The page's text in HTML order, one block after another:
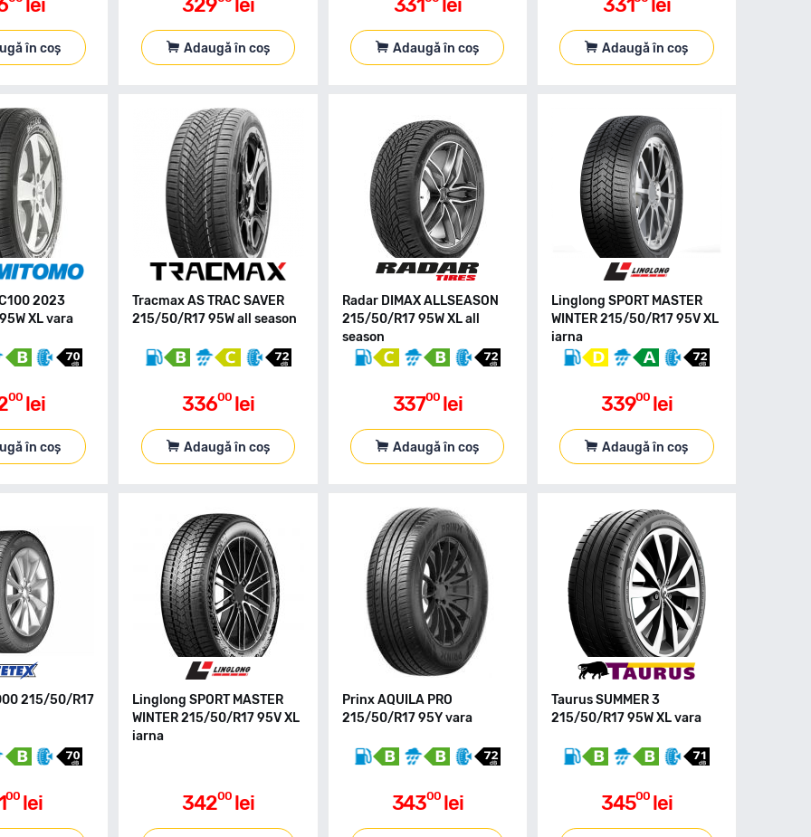
lei
în coș
329 lei
Adaugă în coș
331 lei
Adaugă în coș
331 lei
Adaugă în coș
2023
XL vara
00 lei
în coș
Tracmax AS TRAC SAVER
215/50/R17 95W all season
33600 lei
Adaugă în coș
Radar DIMAX ALLSEASON
215/50/R17 95W XL all
season
33700 lei
Adaugă în coș
Linglong SPORT MASTER
WINTER 215/50/R17 95V XL
iarna
33900 lei
Adaugă în coș
215/50/R17
00 lei
Linglong SPORT MASTER
WINTER 215/50/R17 95V XL
iarna
34200 lei
Prinx AQUILA PRO
215/50/R17 95Y vara
34300 lei
Taurus SUMMER 3
215/50/R17 95W XL vara
34500 lei